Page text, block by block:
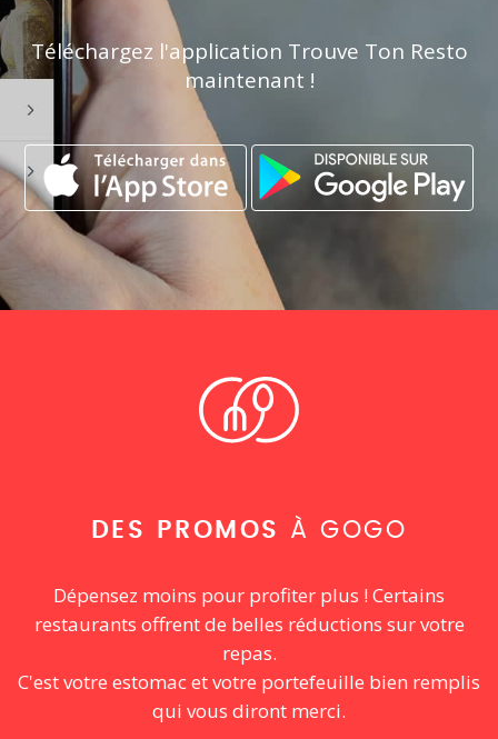
Téléchargez l'application Trouve Ton Resto
maintenant !
DES PROMOS À GOGO
Dépensez moins pour profiter plus ! Certains
restaurants offrent de belles réductions sur votre
repas.
C'est votre estomac et votre portefeuille bien remplis
qui vous diront merci.